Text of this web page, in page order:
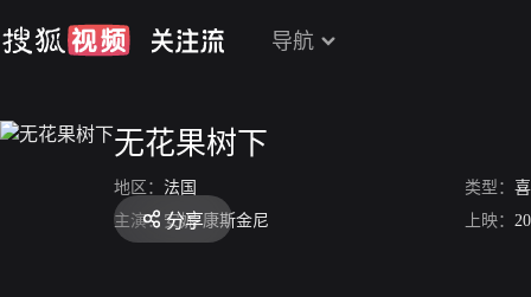
导航
无花果树下
地区： 法国 类型：
主演： 安妮·康斯金尼 上映：
分享